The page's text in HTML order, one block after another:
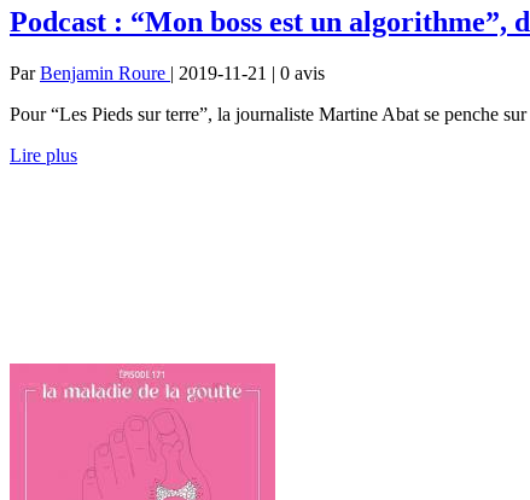
Podcast : “Mon boss est un algorithme”,
ParBenjamin Roure | 2019-11-21 | 0 avis
Pour “Les Pieds sur terre”, la journaliste Martine Abat se penche
Lire plus